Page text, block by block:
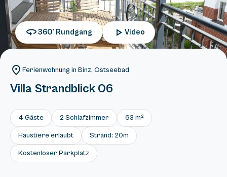
360° Rundgang Video
Ferienwohnung in Binz, Ostseebad
Villa Strandblick 06
4 Gäste 2 Schlafzimmer 63 m²
Haustiere erlaubt Strand: 20m
Kostenloser Parkplatz